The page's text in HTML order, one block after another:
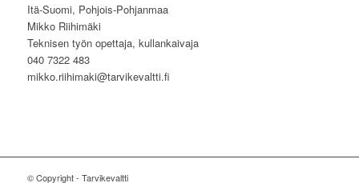
Itä-Suomi, Pohjois-Pohjanmaa
Mikko Riihimäki
Teknisen työn opettaja, kullankaivaja
040 7322 483
mikko.riihimaki@tarvikevaltti.fi
© Copyright - Tarvikevaltti